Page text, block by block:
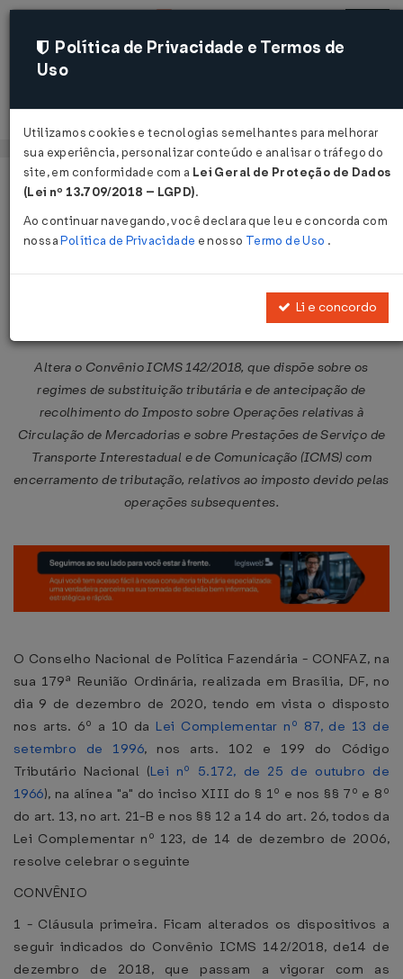
Acessar
Página Inicial Legislações
Convênio ICMS Nº 150 DE
Altera o Convênio ICMS 142/2018, que dispõe sobre os
regimes de substituição tributária e de antecipação de
recolhimento do Imposto sobre Operações relativas à
Circulação de Mercadorias e sobre Prestações de Serviço de
Transporte Interestadual e de Comunicação (ICMS) com
encerramento de tributação, relativos ao imposto devido pelas
operações subsequentes.
O Conselho Nacional de Política Fazendária - CONFAZ, na
sua 179ª Reunião Ordinária, realizada em Brasília, DF, no
dia 9 de dezembro de 2020, tendo em vista o disposto
nos arts. 6º a 10 da Lei Complementar nº 87, de 13 de
setembro de 1996, nos arts. 102 e 199 do Código
Tributário Nacional (Lei nº 5.172, de 25 de outubro de
1966), na alínea "a" do inciso XIII do § 1º e nos §§ 7º e 8º
do art. 13, no art. 21-B e nos §§ 12 a 14 do art. 26, todos da
Lei Complementar nº 123, de 14 de dezembro de 2006,
resolve celebrar o seguinte
CONVÊNIO
1 - Cláusula primeira. Ficam alterados os dispositivos a
seguir indicados do Convênio ICMS 142/2018, de14 de
dezembro de 2018, que passam a vigorar com as
Política de Privacidade e Termos de
Uso
Utilizamos cookies e tecnologias semelhantes para melhorar
sua experiência, personalizar conteúdo e analisar o tráfego do
site, em conformidade com a Lei Geral de Proteção de Dados
(Lei nº 13.709/2018 – LGPD).
Ao continuar navegando, você declara que leu e concorda com
nossaPolítica de Privacidade e nosso Termo de Uso .
Li e concordo